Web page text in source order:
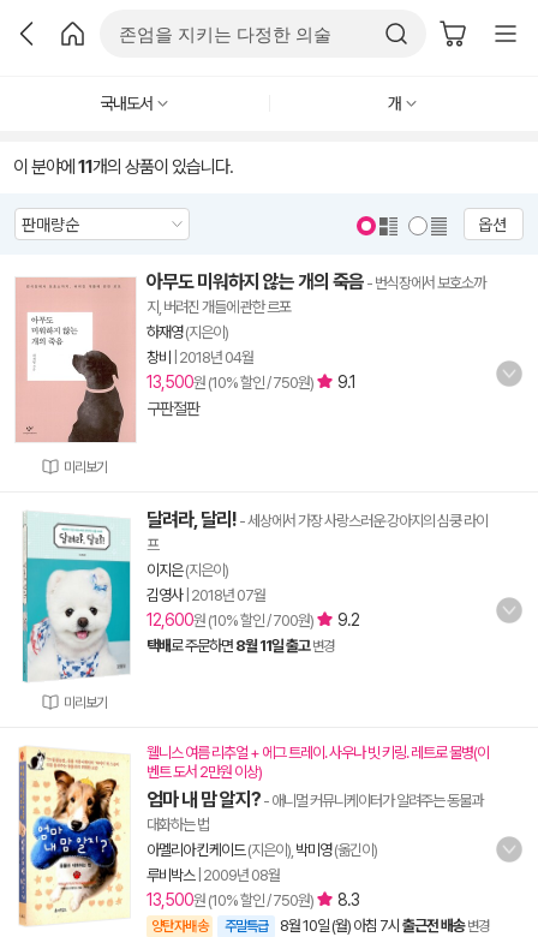
국내도서 개
이 분야에 11개의 상품이 있습니다.
옵션
미리보기
아무도 미워하지 않는 개의 죽음 - 번식장에서 보호소까
지, 버려진 개들에 관한 르포
하재영(지은이)
창비
2018년 04월
13,500원 (10% 할인 / 750원)
9.1
구판절판
미리보기
달려라, 달리! - 세상에서 가장 사랑스러운 강아지의 심쿵 라이
프
이지은(지은이)
김영사| 2018년 07월
12,600원 (10% 할인 / 700원) 9.2
택배로 주문하면 8월 11일 출고 변경
웰니스 여름 리추얼 + 에그 트레이. 사우나 빗 키링. 레트로 물병(이
벤트 도서 2만원 이상)
엄마 내 맘 알지? - 애니멀 커뮤니케이터가 알려주는 동물과
대화하는 법
아멜리아 킨케이드(지은이), 박미영(옮긴이)
루비박스| 2009년 08월
13,500원 (10% 할인 / 750원) 8.3
양탄자배송 주말특급 8월 10일 (월) 아침 7시 출근전 배송 변경